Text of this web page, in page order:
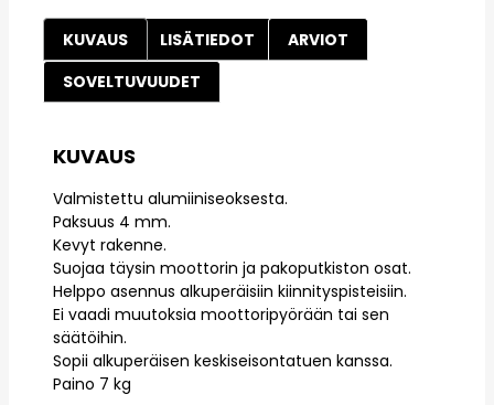
KUVAUS LISÄTIEDOT
ARVIOT
SOVELTUVUUDET
KUVAUS
Valmistettu alumiiniseoksesta.
Paksuus 4 mm.
Kevyt rakenne.
Suojaa täysin moottorin ja pakoputkiston osat.
Helppo asennus alkuperäisiin kiinnityspisteisiin.
Ei vaadi muutoksia moottoripyörään tai sen
säätöihin.
Sopii alkuperäisen keskiseisontatuen kanssa.
Paino 7 kg